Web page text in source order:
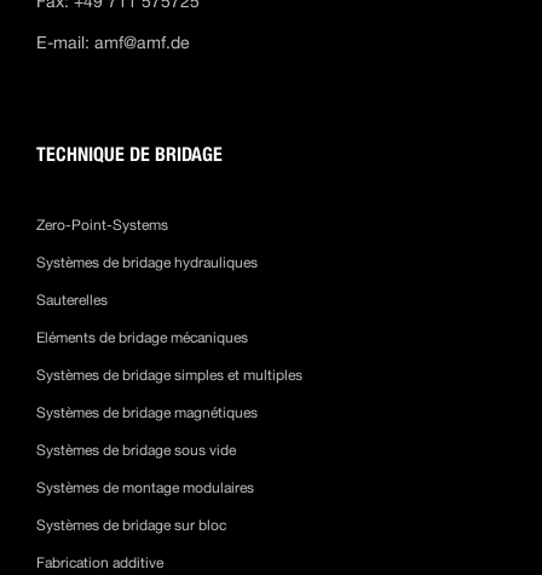
E-mail: amf@amf.de
TECHNIQUE DE BRIDAGE
Zero-Point-Systems
Systèmes de bridage hydrauliques
Sauterelles
Eléments de bridage mécaniques
Systèmes de bridage simples et multiples
Systèmes de bridage magnétiques
Systèmes de bridage sous vide
Systèmes de montage modulaires
Systèmes de bridage sur bloc
Fabrication additive